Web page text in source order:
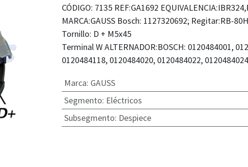
CÓDIGO: 7135 REF:GA1692
MARCA:GAUSS Bosch: 1127320692; Regitar:RB-
Tornillo: D + M5x45
Terminal W ALTERNADOR:BOSCH: 0120484001,
0120484118, 0120484020, 0120484022,
Marca: GAUSS
Segmento: Eléctricos
Subsegmento: Despiece